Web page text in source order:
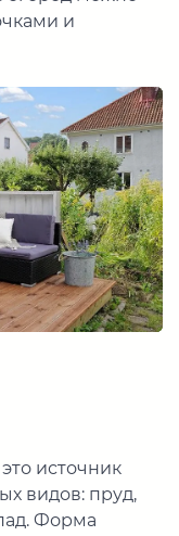
и
источник
видов: пруд,
Форма